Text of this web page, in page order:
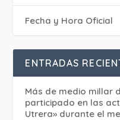
Fecha y Hora Oficial
ENTRADAS
Más de medio millar
participado en las
Utrera» durante el